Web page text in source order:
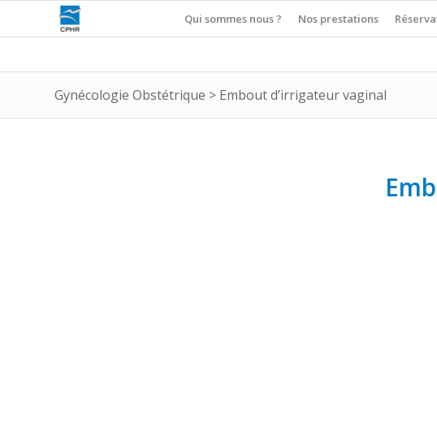
Qui sommes nous ? Nos prestations
Gynécologie Obstétrique > Embout d’irrigateur vaginal